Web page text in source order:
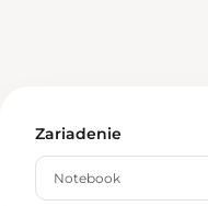
Zariadenie